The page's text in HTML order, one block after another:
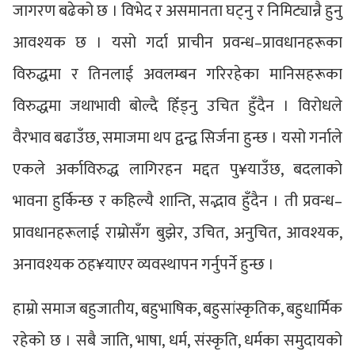
जागरण बढेको छ । विभेद र असमानता घट्नु र निमिट्यान्नै हुनु
आवश्यक छ । यसो गर्दा प्राचीन प्रवन्ध–प्रावधानहरूका
विरुद्धमा र तिनलाई अवलम्बन गरिरहेका मानिसहरूका
विरुद्धमा जथाभावी बोल्दै हिँड्नु उचित हुँदैन । विरोधले
वैरभाव बढाउँछ, समाजमा थप द्वन्द्व सिर्जना हुन्छ । यसो गर्नाले
एकले अर्काविरुद्ध लागिरहन मद्दत पु¥याउँछ, बदलाको
भावना हुर्किन्छ र कहिल्यै शान्ति, सद्भाव हुँदैन । ती प्रवन्ध–
प्रावधानहरूलाई राम्रोसँग बुझेर, उचित, अनुचित, आवश्यक,
अनावश्यक ठह¥याएर व्यवस्थापन गर्नुपर्ने हुन्छ ।
हाम्रो समाज बहुजातीय, बहुभाषिक, बहुसांस्कृतिक, बहुधार्मिक
रहेको छ । सबै जाति, भाषा, धर्म, संस्कृति, धर्मका समुदायको